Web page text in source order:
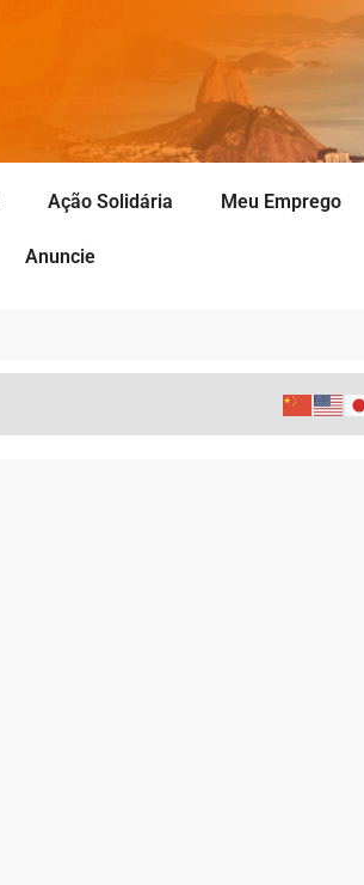
Ação Solidária Meu Emprego
Anuncie